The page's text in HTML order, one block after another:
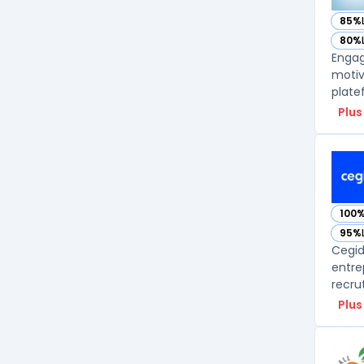
85%
—
80%
—
100%
—
95%
—